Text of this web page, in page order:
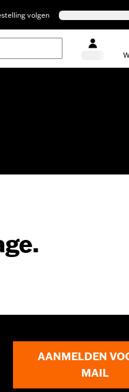
volgen
AANMELDEN
MAIL